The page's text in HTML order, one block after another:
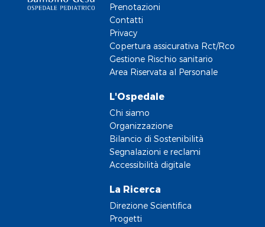
Prenotazioni
Contatti
Privacy
Copertura assicurativa Rct/Rco
Gestione Rischio sanitario
Area Riservata al Personale
L'Ospedale
Chi siamo
Organizzazione
Bilancio di Sostenibilità
Segnalazioni e reclami
Accessibilità digitale
La Ricerca
Direzione Scientifica
Progetti